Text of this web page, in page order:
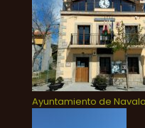
Ayuntamiento de